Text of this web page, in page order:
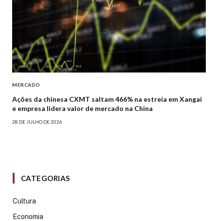
MERCADO
Ações da chinesa CXMT saltam 466% na estreia em Xangai
e empresa lidera valor de mercado na China
28 DE JULHO DE 2026
CATEGORIAS
Cultura
Economia